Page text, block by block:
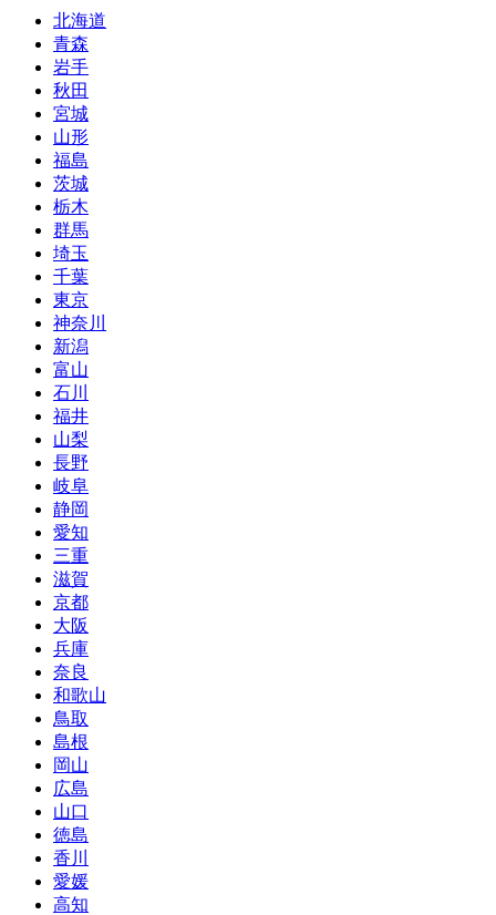
北海道
青森
岩手
秋田
宮城
山形
福島
茨城
栃木
群馬
埼玉
千葉
東京
神奈川
新潟
富山
石川
福井
山梨
長野
岐阜
静岡
愛知
三重
滋賀
京都
大阪
兵庫
奈良
和歌山
鳥取
島根
岡山
広島
山口
徳島
香川
愛媛
高知